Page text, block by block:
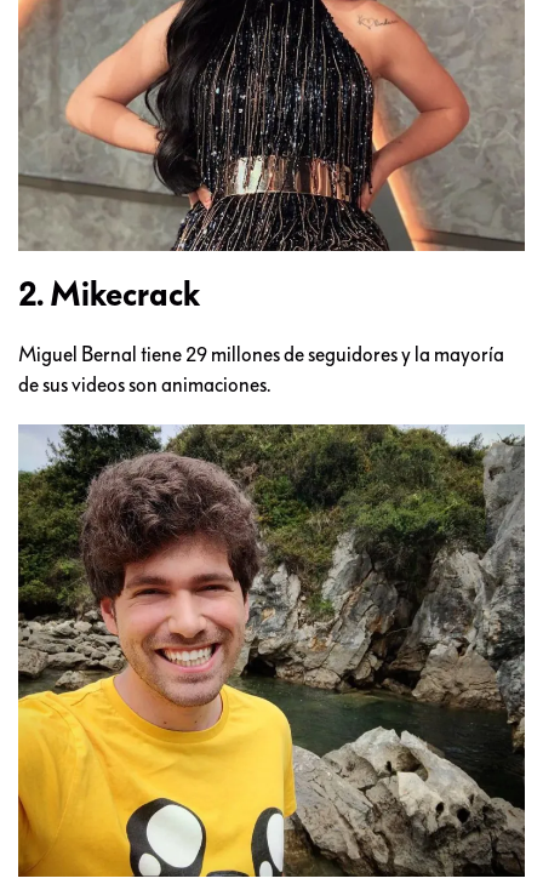
2. Mikecrack
Miguel Bernal tiene 29 millones de seguidores y la mayoría
de sus videos son animaciones.